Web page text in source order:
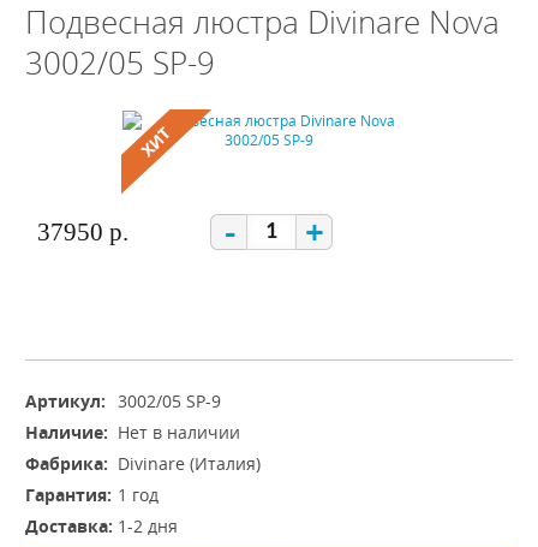
Подвесная люстра Divinare Nova
3002/05 SP-9
37950 р. - +
Артикул: 3002/05 SP-9
Наличие: Нет в наличии
Фабрика: Divinare (Италия)
Гарантия: 1 год
Доставка: 1-2 дня